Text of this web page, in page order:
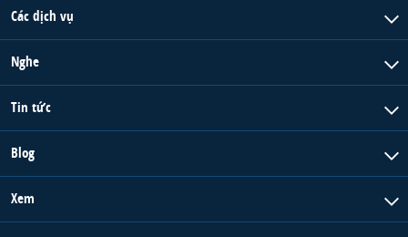
Các dịch vụ
Nghe
Tin tức
Blog
Xem